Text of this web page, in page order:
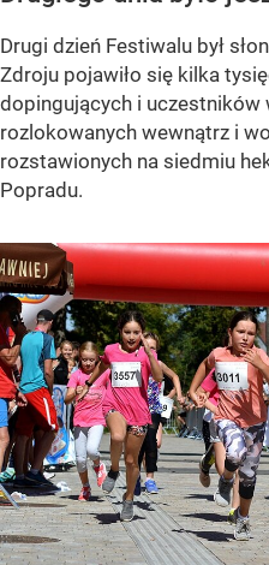
Drugi dzień Festiwalu był
Zdroju pojawiło się kilka
dopingujących i uczestników
rozlokowanych wewnątrz i
rozstawionych na siedmiu
Popradu.